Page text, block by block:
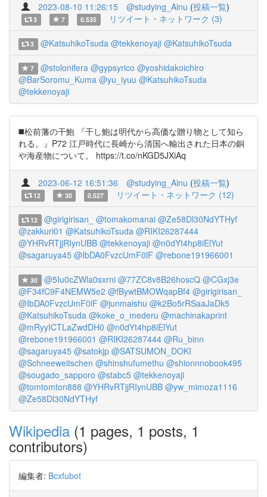
2023-08-10 11:26:15 @studying_Ainu (投稿一覧)
3 7 0.535 リツイート・ネットワーク (3)
3 @KatsuhikoTsuda @tekkenoyaji @KatsuhikoTsuda
7 @stolonifera @gypsyrico @yoshidakoichiro
@BarSoromu_Kuma @yu_iyuu @KatsuhikoTsuda
@tekkenoyaji
◼️松前藩の干鮑 『干し鮑は明代から高価な贈り物として知ら
れる。』P72 江戸時代に長崎から清国へ輸出された日本の銅
や海産物について。 https://t.co/nKGD5JXiAq
2023-06-12 16:51:36 @studying_Ainu (投稿一覧)
12 30 0.527 リツイート・ネットワーク (12)
12 @girigirisan_ @tomakomanai @Ze58Dl30NdYTHyf
@zakkuri01 @KatsuhikoTsuda @RIKI26287444
@YHRvRTjjRIynUBB @tekkenoyaji @n0dYt4hp8iElYut
@sagaruya45 @IbDA0FvzcUmF0lF @rebone191966001
30 @5Iu0cZWla0sxrni @77ZC8v8B26hoscQ @CGxj3e
@F34fC9F4NEMW5e2 @fBywtBMOWqapBf4 @girigirisan_
@IbDA0FvzcUmF0lF @junmaishu @k2Bo5rRSaaJaDk5
@KatsuhikoTsuda @koke_o_mederu @machinakaprint
@mRyyICTLaZwdDH0 @n0dYt4hp8iElYut
@rebone191966001 @RIKI26287444 @Ru_binn
@sagaruya45 @satokjp @SATSUMON_DOKI
@Schneeweitschen @shinshufumethu @shionnnobook495
@sougado_sapporo @stabc5 @tekkenoyaji
@tomtomton888 @YHRvRTjjRIynUBB @yw_mimoza1116
@Ze58Dl30NdYTHyf
Wikipedia (1 pages, 1 posts, 1
contributors)
編集者: Bcxfubot